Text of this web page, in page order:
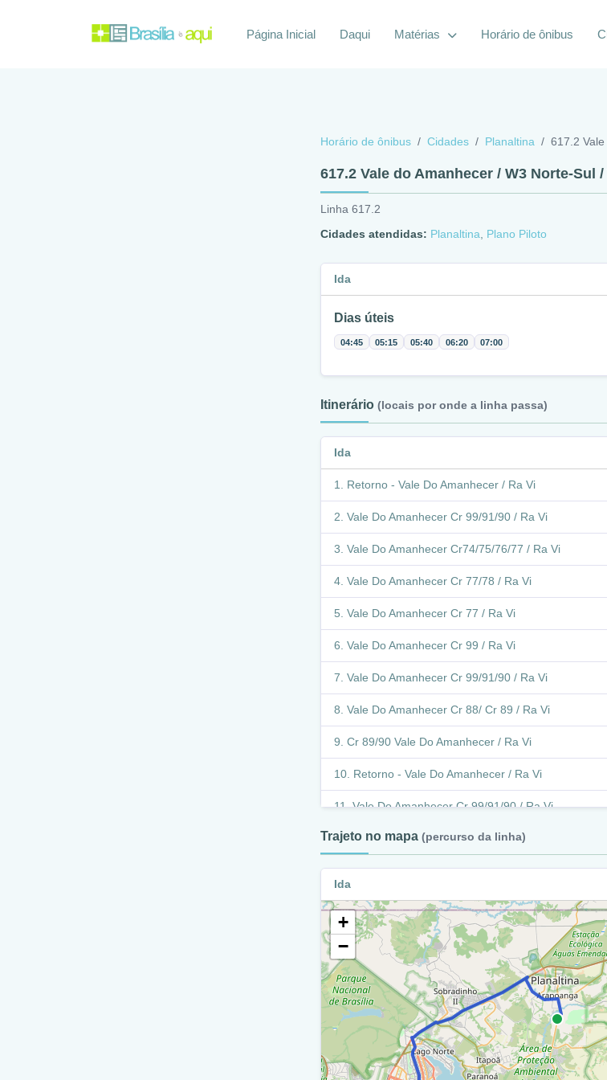
Página Inicial Daqui Matérias Horário de ônibus
Horário de ônibus Cidades Planaltina 617.2
617.2 Vale do Amanhecer / W3 Norte-Sul /
Linha 617.2
Cidades atendidas: Planaltina Plano Piloto
Ida
Dias úteis
04:45 05:15 05:40 06:20 07:00
Itinerário (locais por onde a linha passa)
Ida
Retorno - Vale Do Amanhecer / Ra Vi
Vale Do Amanhecer Cr 99/91/90 / Ra Vi
Vale Do Amanhecer Cr74/75/76/77 / Ra Vi
Vale Do Amanhecer Cr 77/78 / Ra Vi
Vale Do Amanhecer Cr 77 / Ra Vi
Vale Do Amanhecer Cr 99 / Ra Vi
Vale Do Amanhecer Cr 99/91/90 / Ra Vi
Vale Do Amanhecer Cr 88/ Cr 89 / Ra Vi
Cr 89/90 Vale Do Amanhecer / Ra Vi
Retorno - Vale Do Amanhecer / Ra Vi
Vale Do Amanhecer Cr 99/91/90 / Ra Vi
Vale Do Amanhecer Cr 71/70 / Ra Vi
Vale Do Amanhecer Cr 35/34 / Ra Vi
Retorno - Vale Do Amanhecer / Ra Vi
Vale Do Amanhecer Cr 31/70 / Ra Vi
Vale Do Amanhecer Cr 30/17 / Ra Vi
Cr 1/17 Vale Do Amanhecer / Ra Vi
Vale Do Amanhecer Cr 30/17 / Ra Vi
Retorno - Vale Do Amanhecer (Cr 50/17) / Ra Vi
Trajeto no mapa (percurso da linha)
Ida
+
−